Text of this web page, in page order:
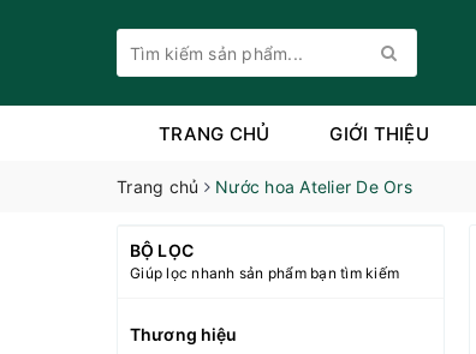
TRANG CHỦ GIỚI THIỆU
Trang chủ Nước hoa Atelier De Ors
BỘ LỌC
Giúp lọc nhanh sản phẩm bạn tìm kiếm
Thương hiệu